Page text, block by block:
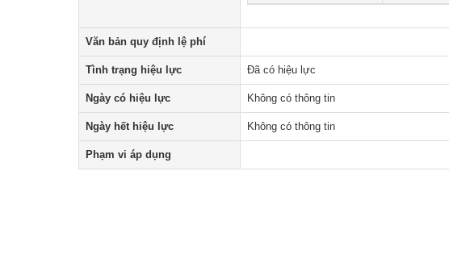
Văn bản quy định lệ phí
Tình trạng hiệu lực Đã có hiệu lực
Ngày có hiệu lực Không có thông tin
Ngày hết hiệu lực Không có thông tin
Phạm vi áp dụng